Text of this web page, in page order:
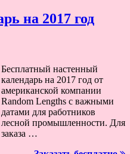
на 2017 год
Бесплатный настенный
календарь на 2017 год от
американской компании
Random Lengths с важными
датами для работников
лесной промышленности. Для
заказа …